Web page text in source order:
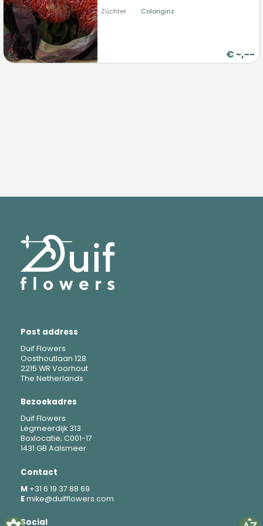
Züchter
Coloriginz
€ -,--
Post address
Duif Flowers
Oosthoutlaan 128
2215 WR Voorhout
The Netherlands
Bezoekadres
Duif Flowers
Legmeerdijk 313
Boxlocatie; C001-17
1431 GB Aalsmeer
Contact
M +31 6 19 37 88 69
Emike@duifflowers.com
Social